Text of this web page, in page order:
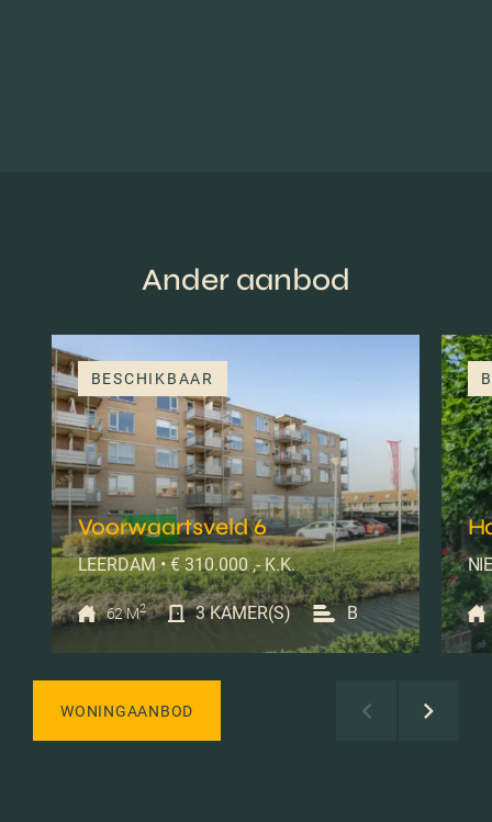
Ander aanbod
BESCHIKBAAR
Voorwaartsveld 6
LEERDAM • € 310.000 ,- K.K.
62 M2 3 KAMER(S) B
WONINGAANBOD